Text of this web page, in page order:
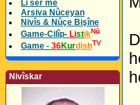
Li ser me
Arsiva Nûceyan
Nivîs & Nûçe Bişîne
Game-Cilîp- ListikNû
Game - 36KurdishTV
Nivîskar